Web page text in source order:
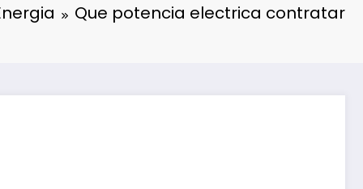
Que potencia electrica contratar